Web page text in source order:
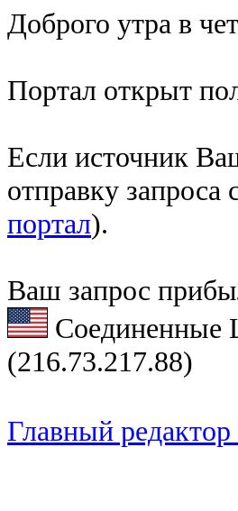
Доброго утра в
Портал открыт
Если источник
отправку запроса
портал).
Ваш запрос
Соединенные
(216.73.217.88)
Главный